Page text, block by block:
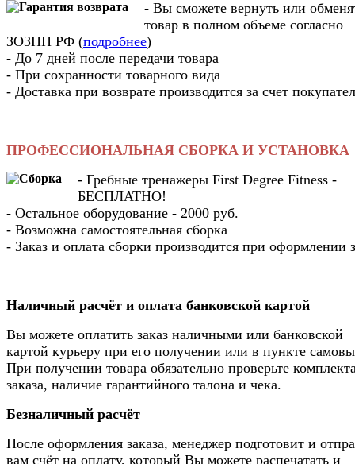
- Вы cможете вернуть или
товар в полном объеме согласно
ЗОЗПП РФ (подробнее)
- До 7 дней после передачи товара
- При сохранности товарного вида
- Доставка при возврате производится за счет
ПРОФЕССИОНАЛЬНАЯ СБОРКА И УСТАНОВКА
- Гребные тренажеры First Degree Fitness -
БЕСПЛАТНО!
- Остальное оборудование - 2000 руб.
- Возможна самостоятельная сборка
- Заказ и оплата сборки производится при оформлении
Наличный расчёт и оплата банковской картой
Вы можете оплатить заказ наличными или банковской
картой курьеру при его получении или в пункте
При получении товара обязательно проверьте
заказа, наличие гарантийного талона и чека.
Безналичный расчёт
После оформления заказа, менеджер подготовит и
вам счёт на оплату, который Вы можете распечатать и